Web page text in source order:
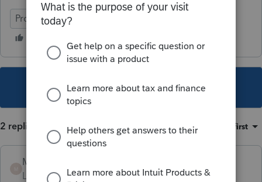
ProFile (Canada)
This topic has been closed for replies.
2 replies Sort by Oldest first
Mario B
Level 11
Forum|Forum|6 years ago